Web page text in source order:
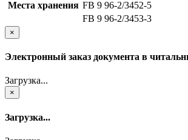
Места хранения FB 9 96-2/3452-5
FB 9 96-2/3453-3
×
Электронный заказ документа в
Загрузка...
×
Загрузка...